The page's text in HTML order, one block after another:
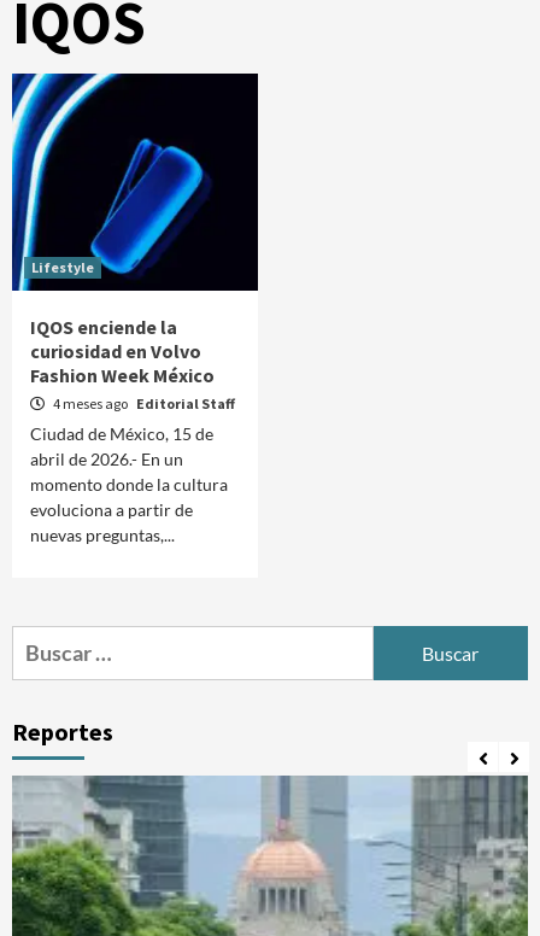
IQOS
Lifestyle
IQOS enciende la
curiosidad en Volvo
Fashion Week México
4 meses ago Editorial Staff
Ciudad de México, 15 de
abril de 2026.- En un
momento donde la cultura
evoluciona a partir de
nuevas preguntas,...
Buscar:
Reportes